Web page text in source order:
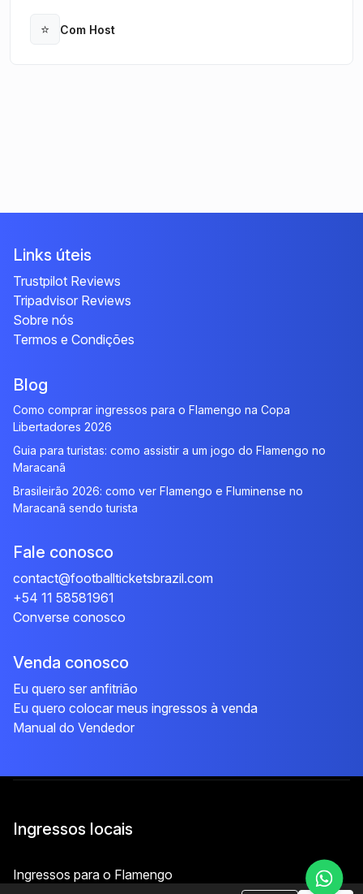
⭐ Com Host
Open
Links úteis
Trustpilot Reviews
Tripadvisor Reviews
Sobre nós
Termos e Condições
Blog
Como comprar ingressos para o Flamengo na Copa
Libertadores 2026
Guia para turistas: como assistir a um jogo do Flamengo no
Maracanã
Brasileirão 2026: como ver Flamengo e Fluminense no
Maracanã sendo turista
Fale conosco
contact@footballticketsbrazil.com
+54 11 58581961
Converse conosco
Venda conosco
Eu quero ser anfitrião
Eu quero colocar meus ingressos à venda
Manual do Vendedor
Ingressos locais
Ingressos para o Flamengo